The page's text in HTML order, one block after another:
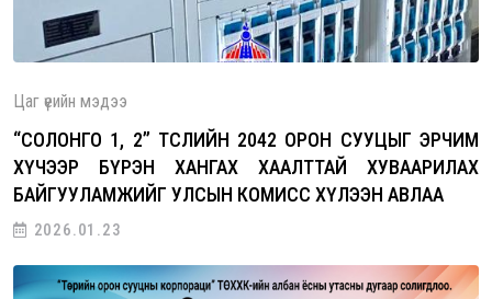
Цаг үеийн мэдээ
“СОЛОНГО 1, 2” ТӨСЛИЙН 2042 ОРОН СУУЦЫГ ЭРЧИМ
ХҮЧЭЭР БҮРЭН ХАНГАХ ХААЛТТАЙ ХУВААРИЛАХ
БАЙГУУЛАМЖИЙГ УЛСЫН КОМИСС ХҮЛЭЭН АВЛАА
2026.01.23